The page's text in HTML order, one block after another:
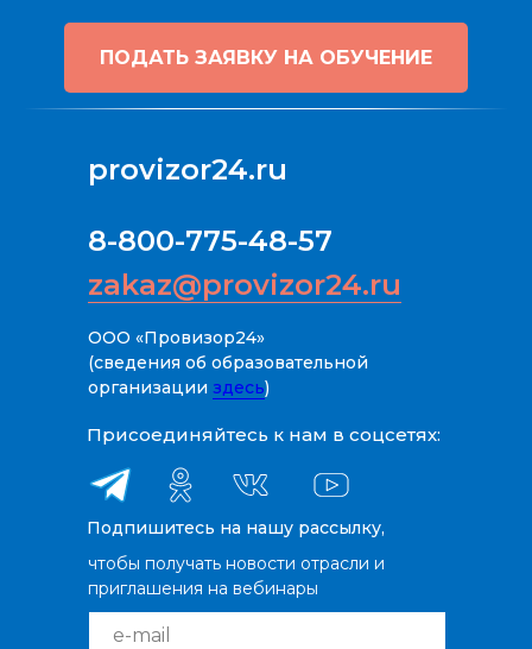
ПОДАТЬ ЗАЯВКУ НА ОБУЧЕНИЕ
8-800-775-48-57
zakaz@provizor24.ru
ООО «Провизор24»
(сведения об образовательной
организации здесь)
provizor24.ru
e-mail
Подпишитесь на нашу рассылку,
чтобы получать новости отрасли и
приглашения на вебинары
Присоединяйтесь к нам в соцсетях: